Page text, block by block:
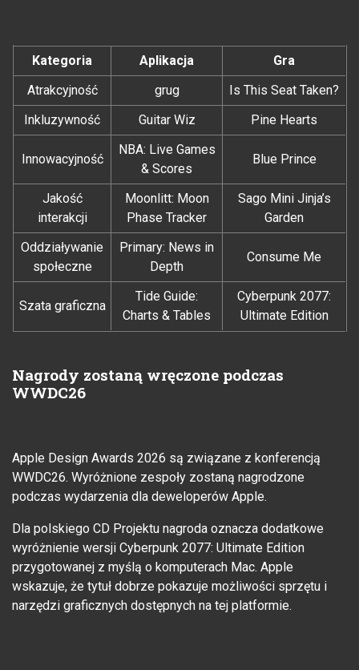
Kategoria Aplikacja
Gra
Atrakcyjność
grug
Is This Seat Taken?
Inkluzywność
Guitar Wiz Pine Hearts
Innowacyjność
NBA: Live Games
& Scores
Blue Prince
Jakość
interakcji
Moonlitt: Moon
Phase Tracker
Sago Mini Jinja’s
Garden
Oddziaływanie
społeczne
Primary: News in
Depth
Consume Me
Szata graficzna
Tide Guide:
Charts & Tables
Cyberpunk 2077:
Ultimate Edition
Nagrody zostaną wręczone podczas
WWDC26
Apple Design Awards 2026 są związane z konferencją
WWDC26. Wyróżnione zespoły zostaną nagrodzone
podczas wydarzenia dla deweloperów Apple.
Dla polskiego CD Projektu nagroda oznacza dodatkowe
wyróżnienie wersji Cyberpunk 2077: Ultimate Edition
przygotowanej z myślą o komputerach Mac. Apple
wskazuje, że tytuł dobrze pokazuje możliwości sprzętu i
narzędzi graficznych dostępnych na tej platformie.